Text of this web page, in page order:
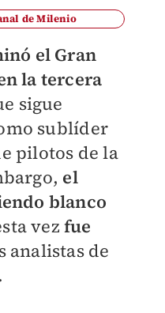
de Milenio
el Gran
la tercera
sigue
sublíder
pilotos de la
el
blanco
vezfue
analistas de